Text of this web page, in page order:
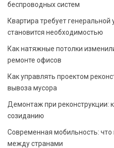
беспроводных систем
Квартира требует генеральной
становится необходимостью
Как натяжные потолки
ремонте офисов
Как управлять проектом
вывоза мусора
Демонтаж при реконструкции:
созиданию
Современная мобильность:
между странами